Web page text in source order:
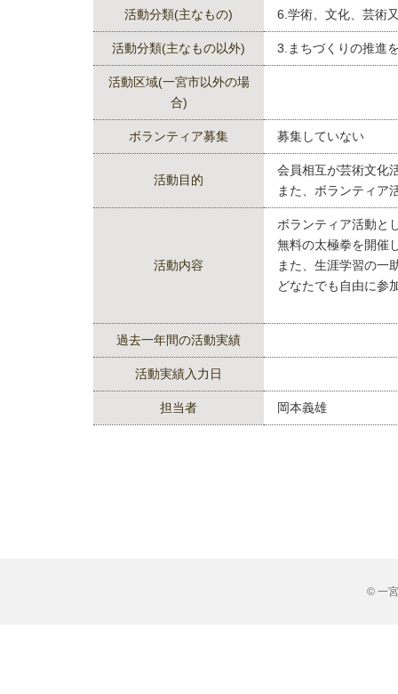
活動分類(主なもの) 6.学術、文化、芸術
活動分類(主なもの以外) 3.まちづくりの推進
活動区域(一宮市以外の場
合)
ボランティア募集 募集していない
活動目的
会員相互が芸術文化
また、ボランティア
活動内容
ボランティア活動と
無料の太極拳を開催
また、生涯学習の一
どなたでも自由に参
過去一年間の活動実績
活動実績入力日
担当者 岡本義雄
© 一